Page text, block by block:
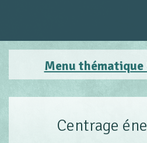
Menu thématique
Centrage